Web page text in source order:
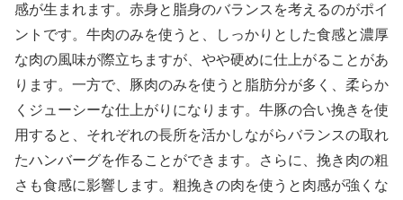
感が生まれます。赤身と脂身のバランスを考えるのがポイ
ントです。牛肉のみを使うと、しっかりとした食感と濃厚
な肉の風味が際立ちますが、やや硬めに仕上がることがあ
ります。一方で、豚肉のみを使うと脂肪分が多く、柔らか
くジューシーな仕上がりになります。牛豚の合い挽きを使
用すると、それぞれの長所を活かしながらバランスの取れ
たハンバーグを作ることができます。さらに、挽き肉の粗
さも食感に影響します。粗挽きの肉を使うと肉感が強くな